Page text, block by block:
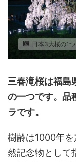
日本3大桜の1
三春滝桜は福島
の一つです。品
ラです。
樹齢は1000年
然記念物として